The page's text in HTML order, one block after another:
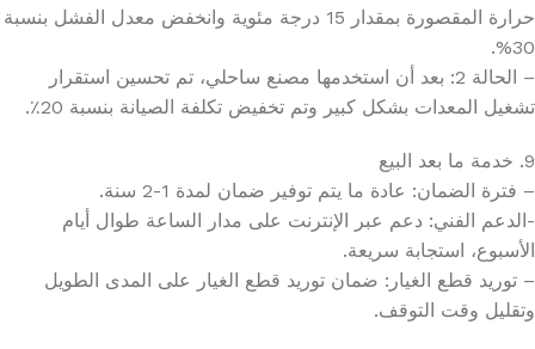
حرارة المقصورة بمقدار 15 درجة مئوية وانخفض معدل الفشل بنسبة
30%.
– الحالة 2: بعد أن استخدمها مصنع ساحلي، تم تحسين استقرار
تشغيل المعدات بشكل كبير وتم تخفيض تكلفة الصيانة بنسبة 20٪.
9. خدمة ما بعد البيع
– فترة الضمان: عادة ما يتم توفير ضمان لمدة 1-2 سنة.
-الدعم الفني: دعم عبر الإنترنت على مدار الساعة طوال أيام
الأسبوع، استجابة سريعة.
– توريد قطع الغيار: ضمان توريد قطع الغيار على المدى الطويل
وتقليل وقت التوقف.